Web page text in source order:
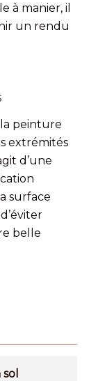
à manier, il
un rendu
peinture
extrémités
d’une
surface
belle